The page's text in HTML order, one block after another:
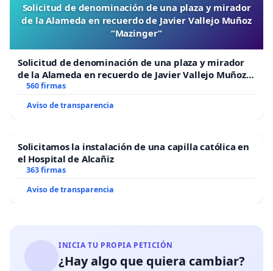
Solicitud de denominación de una plaza y mirador
de la Alameda en recuerdo de Javier Vallejo Muñoz
“Mazinger”
Solicitud de denominación de una plaza y mirador
de la Alameda en recuerdo de Javier Vallejo Muñoz
“Mazinger”
560 firmas
Aviso de transparencia
Solicitamos la instalación de una capilla católica en
el Hospital de Alcañiz
363 firmas
Aviso de transparencia
INICIA TU PROPIA PETICIÓN
¿Hay algo que quiera cambiar?